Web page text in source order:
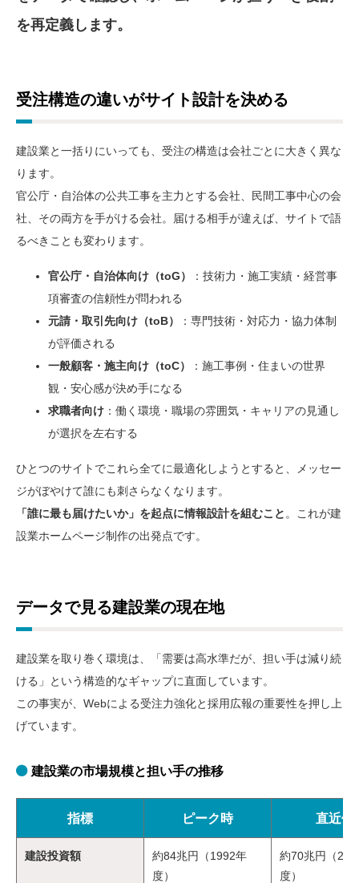
を再定義します。
受注構造の違いがサイト設計を決める
建設業と一括りにいっても、受注の構造は会社ごとに大きく異な
ります。
官公庁・自治体の公共工事を主力とする会社、民間工事中心の会
社、その両方を手がける会社。届ける相手が違えば、サイトで語
るべきことも変わります。
官公庁・自治体向け（toG）
：技術力・施工実績・経営事
項審査の信頼性が問われる
元請・取引先向け（toB）
：専門技術・対応力・協力体制
が評価される
一般顧客・施主向け（toC）
：施工事例・住まいの世界
観・安心感が決め手になる
求職者向け ：働く環境・職場の雰囲気・キャリアの見通し
が選択を左右する
ひとつのサイトでこれら全てに最適化しようとすると、メッセー
ジがぼやけて誰にも刺さらなくなります。
「誰に最も届けたいか」を起点に情報設計を組むこと 。これが建
設業ホームページ制作の出発点です。
データで見る建設業の現在地
建設業を取り巻く環境は、「需要は高水準だが、担い手は減り続
ける」という構造的なギャップに直面しています。
この事実が、Webによる受注力強化と採用広報の重要性を押し上
げています。
建設業の市場規模と担い手の推移
指標 ピーク時 直近値
建設投資額
約84兆円（1992年
度）
約70兆円（
度）